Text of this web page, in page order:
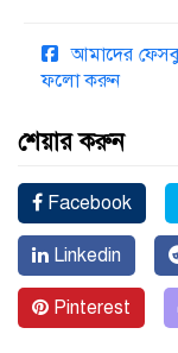
আমাদের
ফলো করুন
শেয়ার করুন
Facebook
Linkedin
Pinterest